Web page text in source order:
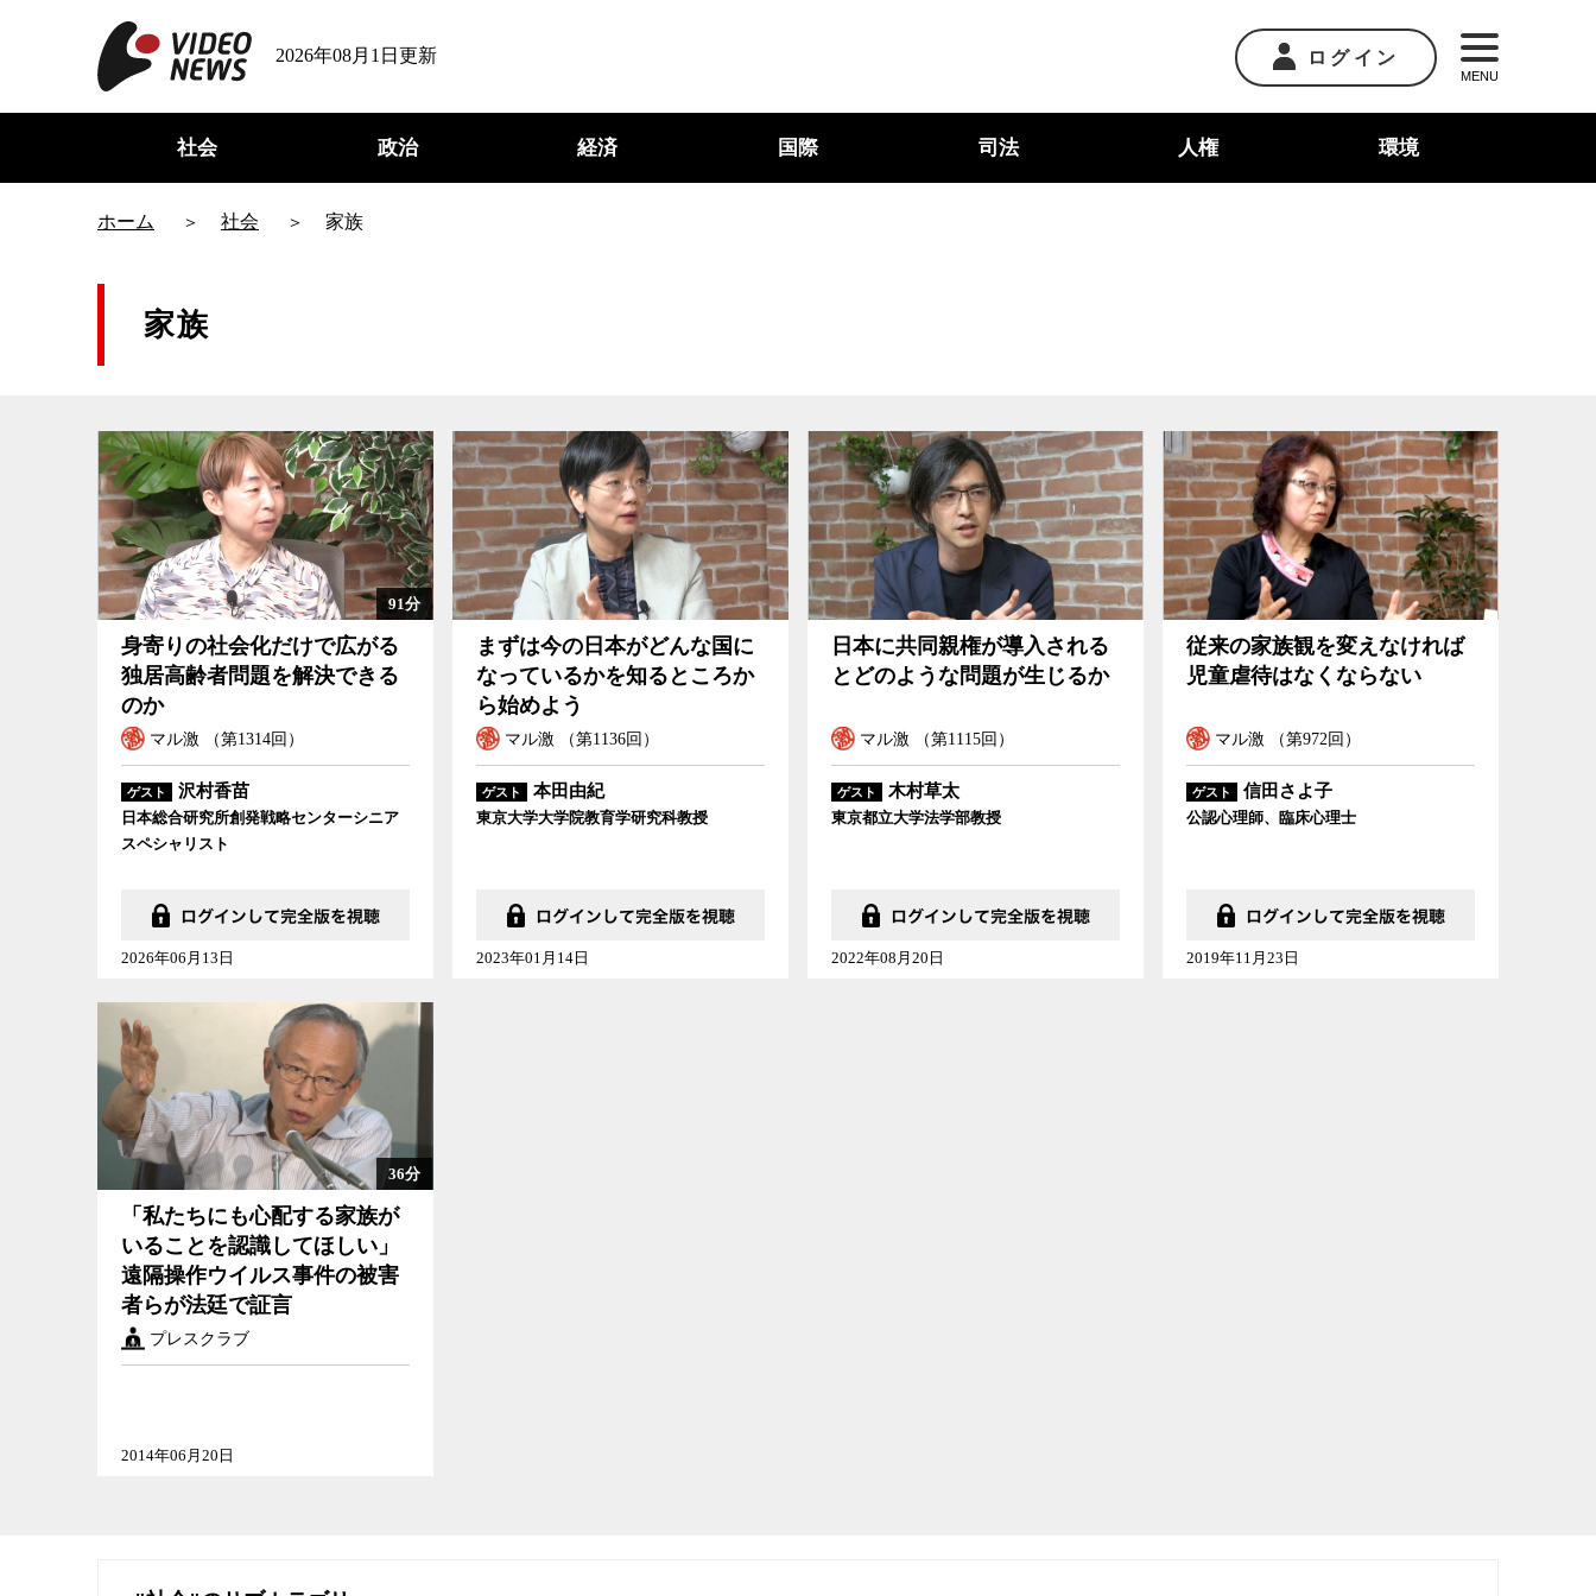
2026年08月1日更新 ログイン
MENU
社会 政治 経済 国際 司法 人権 環境
ホーム 社会 家族
家族
91分
身寄りの社会化だけで広がる
独居高齢者問題を解決できる
のか
マル激 （第1314回）
ゲスト 沢村香苗
日本総合研究所創発戦略センターシニア
スペシャリスト
2026年06月13日
まずは今の日本がどんな国に
なっているかを知るところか
ら始めよう
マル激 （第1136回）
ゲスト 本田由紀
東京大学大学院教育学研究科教授
2023年01月14日
日本に共同親権が導入される
とどのような問題が生じるか
マル激 （第1115回）
ゲスト 木村草太
東京都立大学法学部教授
2022年08月20日
従来の家族観を変えなければ
児童虐待はなくならない
マル激 （第972回）
ゲスト 信田さよ子
公認心理師、臨床心理士
2019年11月23日
操作ウイルス事件の被害者らが法廷で証言
36分
「私たちにも心配する家族が
いることを認識してほしい」
遠隔操作ウイルス事件の被害
者らが法廷で証言
プレスクラブ
2014年06月20日